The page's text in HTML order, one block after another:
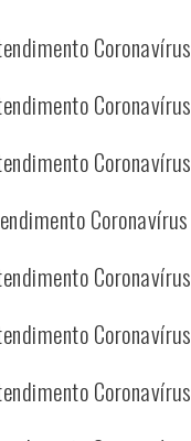
Coronavírus
Coronavírus
Coronavírus
Coronavírus
Coronavírus
Coronavírus
Coronavírus